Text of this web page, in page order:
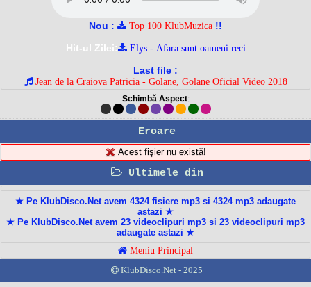
Nou : Top 100 KlubMuzica !!
Hit-ul Zilei:
Elys - Afara sunt oameni reci
Last file :
Jean de la Craiova Patricia - Golane, Golane Oficial Video 2018
Schimbă Aspect:
Eroare
Acest fişier nu există!
Ultimele din
★ Pe KlubDisco.Net avem 4324 fisiere mp3 si 4324 mp3 adaugate
astazi ★
★ Pe KlubDisco.Net avem 23 videoclipuri mp3 si 23 videoclipuri mp3
adaugate astazi ★
Meniu Principal
KlubDisco.Net - 2025